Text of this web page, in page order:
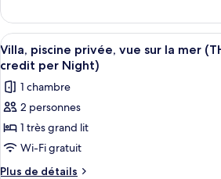
per
Night)
Villa
majestueuse
(THB
1,500
Net
Resort
credit
per
Night)
Villa
majestueuse
(THB
1,500
Resort
credit
Night)
Afficher
toutes
les
photos
pour
ce
type
de
5
Villa, piscine privée, vue sur la mer
credit per Night)
1 chambre
2 personnes
1 très grand lit
Wi-Fi gratuit
Plus de détails
Plus